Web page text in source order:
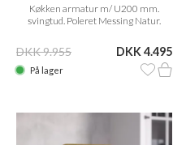
Køkken armatur m/ U200 mm.
svingtud. Poleret Messing Natur.
DKK 9.955 DKK 4.495
På lager